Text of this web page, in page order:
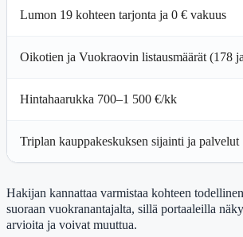
Lumon 19 kohteen tarjonta ja 0 € vakuus
Oikotien ja Vuokraovin listausmäärät (178
Hintahaarukka 700–1 500 €/kk
Triplan kauppakeskuksen sijainti ja palvelut
Hakijan kannattaa varmistaa kohteen
suoraan vuokranantajalta, sillä portaaleilla
arvioita ja voivat muuttua.